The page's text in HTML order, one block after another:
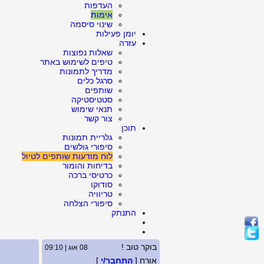
העדפות
אימות
שינוי סיסמה
יומן פעילות
עזרה
שאלות נפוצות
טיפים לשימוש באתר
מדריך לתמונות
סרגל כלים
שותפים
סטטיסטיקה
תנאי שימוש
צור קשר
תוכן
גלריית תמונות
סיפורי גולשים
לוח מודעות שותפים לטיול
בדיחות והומור
כרטיסי ברכה
סודוקו
טריוויה
סיפורי הצלחה
התנתק
בוקר טוב ! 08 אוג | 09:10
אורח [ התחבר/י ]